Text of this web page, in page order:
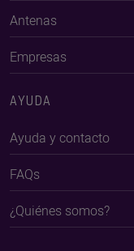
Antenas
Empresas
AYUDA
Ayuda y contacto
FAQs
¿Quiénes somos?